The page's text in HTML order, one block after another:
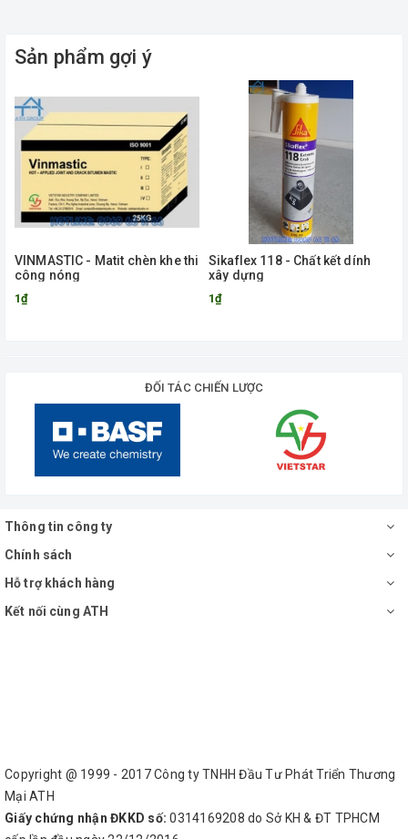
Sản phẩm gợi ý
VINMASTIC - Matit chèn khe thi
công nóng
1₫
Sikaflex 118 - Chất kết dính
xây dựng
1₫
ĐỐI TÁC CHIẾN LƯỢC
Thông tin công ty
Chính sách
Hỗ trợ khách hàng
Kết nối cùng ATH
Copyright @ 1999 - 2017 Công ty TNHH Đầu Tư Phát Triển Thương
Mại ATH
Giấy chứng nhận ĐKKD số: 0314169208 do Sở KH & ĐT TPHCM